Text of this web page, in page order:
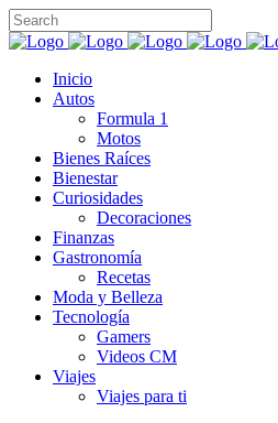
Inicio
Autos
Formula 1
Motos
Bienes Raíces
Bienestar
Curiosidades
Decoraciones
Finanzas
Gastronomía
Recetas
Moda y Belleza
Tecnología
Gamers
Videos CM
Viajes
Viajes para ti